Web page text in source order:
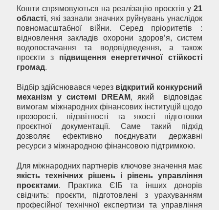
Кошти спрямовуються на реалізацію проєктів у 21
області, які зазнали значних руйнувань унаслідок
повномасштабної війни. Серед пріоритетів :
відновлення закладів охорони здоров’я, систем
водопостачання та водовідведення, а також
проєкти з підвищення енергетичної стійкості
громад.
Відбір здійснювався через відкритий конкурсний
механізм у системі DREAM, який відповідає
вимогам міжнародних фінансових інституцій щодо
прозорості, підзвітності та якості підготовки
проєктної документації. Саме такий підхід
дозволяє ефективно поєднувати державні
ресурси з міжнародною фінансовою підтримкою.
Для міжнародних партнерів ключове значення має
якість технічних рішень і рівень управління
проєктами. Практика ЄІБ та інших донорів
свідчить: проєкти, підготовлені з урахуванням
професійної технічної експертизи та управління